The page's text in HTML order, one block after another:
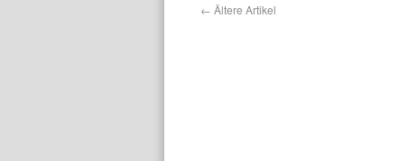
← Ältere Artikel